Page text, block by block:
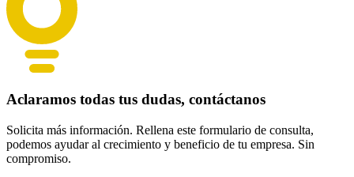
Aclaramos todas tus dudas, contáctanos
Solicita más información. Rellena este formulario de consulta,
podemos ayudar al crecimiento y beneficio de tu empresa. Sin
compromiso.